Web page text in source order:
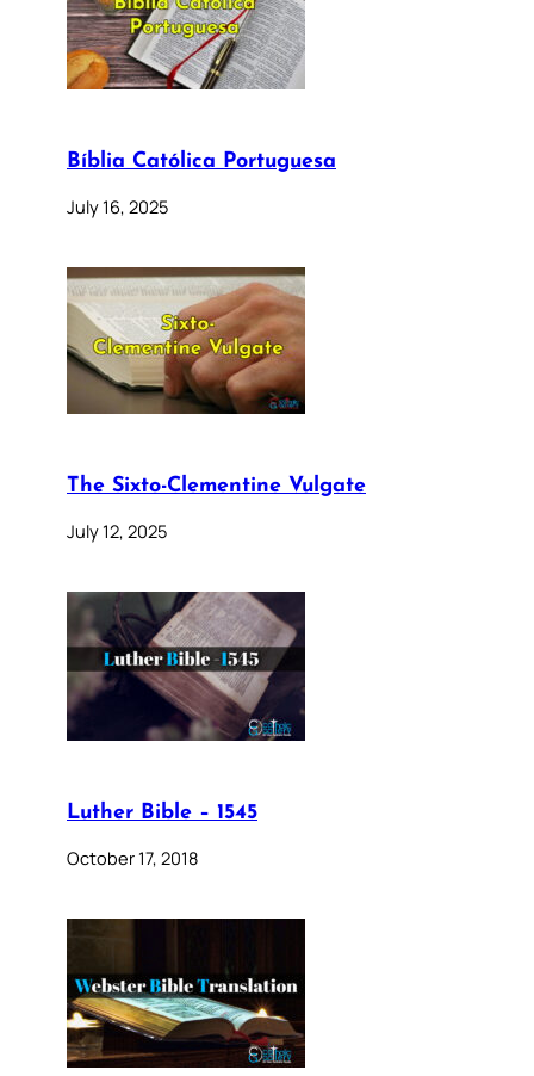
Bíblia Católica Portuguesa
July 16, 2025
The Sixto-Clementine Vulgate
July 12, 2025
Luther Bible – 1545
October 17, 2018